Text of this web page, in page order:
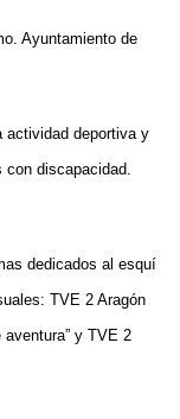
Ayuntamiento de
actividad deportiva y
discapacidad.
dedicados al esquí
TVE 2 Aragón
aventura” y TVE 2